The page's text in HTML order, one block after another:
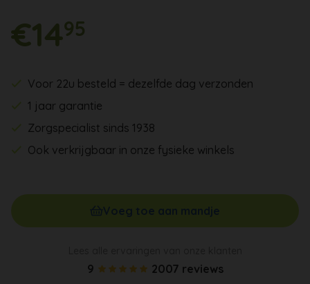
€1495
Voor 22u besteld = dezelfde dag verzonden
1 jaar garantie
Zorgspecialist sinds 1938
Ook verkrijgbaar in onze fysieke winkels
9 2007 reviews